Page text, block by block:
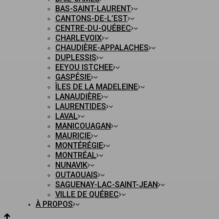
BAS-SAINT-LAURENT
CANTONS-DE-L’EST
CENTRE-DU-QUÉBEC
CHARLEVOIX
CHAUDIÈRE-APPALACHES
DUPLESSIS
EEYOU ISTCHEE
GASPÉSIE
ÎLES DE LA MADELEINE
LANAUDIÈRE
LAURENTIDES
LAVAL
MANICOUAGAN
MAURICIE
MONTÉRÉGIE
MONTRÉAL
NUNAVIK
OUTAOUAIS
SAGUENAY-LAC-SAINT-JEAN
VILLE DE QUÉBEC
À PROPOS